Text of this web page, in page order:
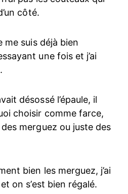
côté.
me suis déjà bien
une fois et j’ai
désossé l’épaule, il
choisir comme farce,
merguez ou juste des
bien les merguez, j’ai
on s’est bien régalé.